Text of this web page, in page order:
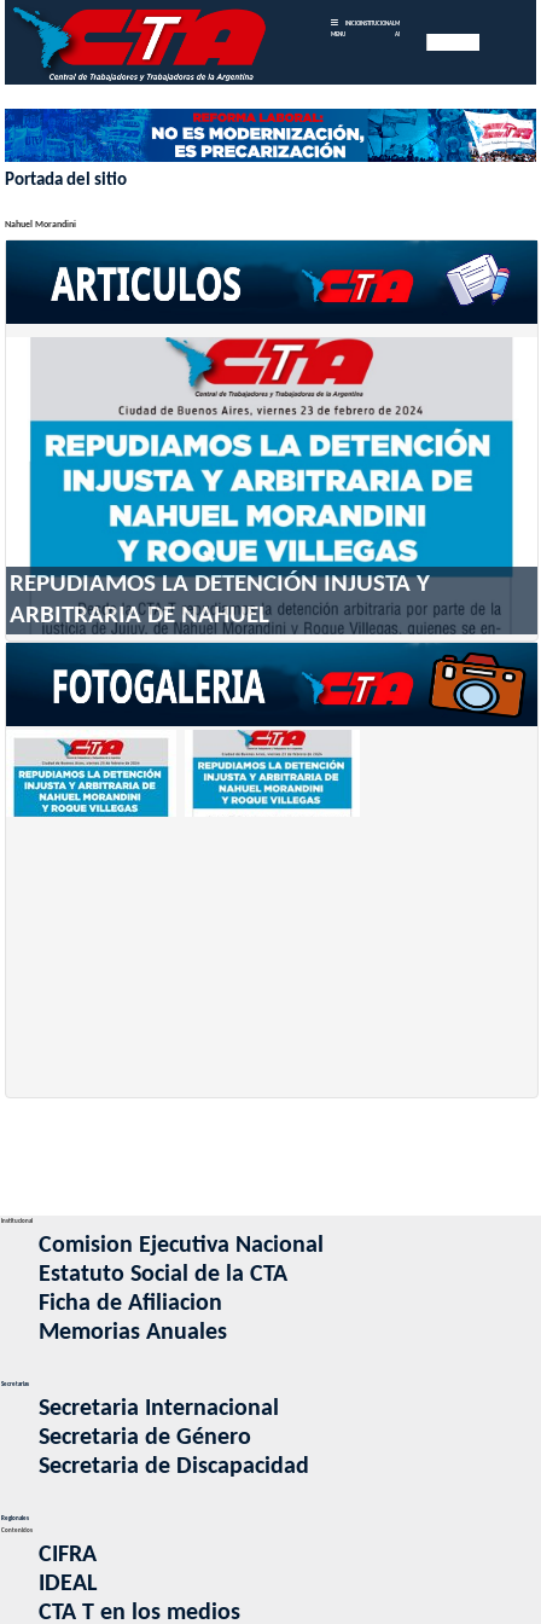
MENU
INICIOINSTITUCIONAL MEMORIAS
ANUALES
Portada del sitio
Nahuel Morandini
REPUDIAMOS LA DETENCIÓN INJUSTA Y
ARBITRARIA DE NAHUEL
Institucional
Comision Ejecutiva Nacional
Estatuto Social de la CTA
Ficha de Afiliacion
Memorias Anuales
Secretarias
Secretaria Internacional
Secretaria de Género
Secretaria de Discapacidad
Regionales
Contenidos
CIFRA
IDEAL
CTA T en los medios